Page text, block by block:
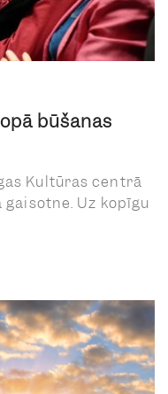
būšanas
Kultūras centrā
Uz kopīgu